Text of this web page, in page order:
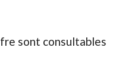
sont consultables